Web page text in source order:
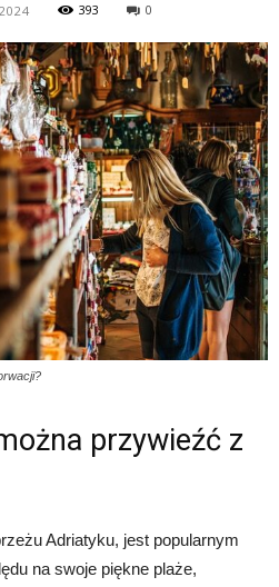
393 0
przywieźć z
Adriatyku, jest popularnym
na swoje piękne plaże,